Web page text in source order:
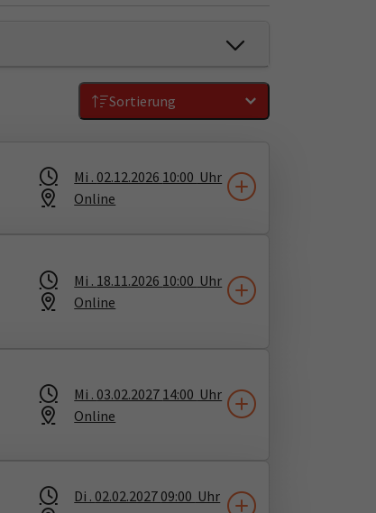
Sortierung
Mi . 02.12.2026 10:00 Uhr
Online
Mi . 18.11.2026 10:00 Uhr
Online
Mi . 03.02.2027 14:00 Uhr
Online
Di . 02.02.2027 09:00 Uhr